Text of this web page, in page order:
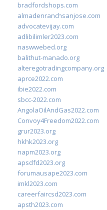
bradfordshops.com
almadenranchsanjose.com
advocatevijay.com
adlibilimler2023.com
naswwebed.org
balithut-manado.org
alteregotradingcompany.org
aprce2022.com
ibie2022.com
sbcc-2022.com
AngolaOilAndGas2022.com
Convoy4Freedom2022.com
grur2023.org
hkhk2023.org
napm2023.org
apsdfd2023.org
forumausape2023.com
imkl2023.com
careerfaircsd2023.com
apsth2023.com